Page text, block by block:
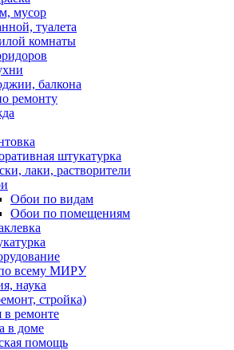
мусор
туалета
комнаты
балкона
ремонту
штукатурка
лаки, растворители
Обои по видам
Обои по помещениям
всему МИРУ
наука
стройка)
ремонте
в доме
помощь